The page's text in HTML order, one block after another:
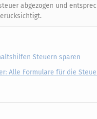
abgezogen und
Steuern sparen
Alle Formulare für die